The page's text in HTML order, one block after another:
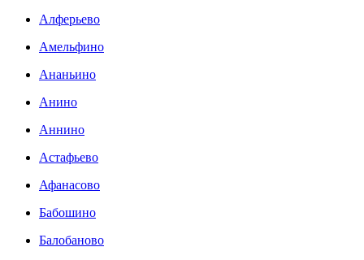
Алферьево
Амельфино
Ананьино
Анино
Аннино
Астафьево
Афанасово
Бабошино
Балобаново